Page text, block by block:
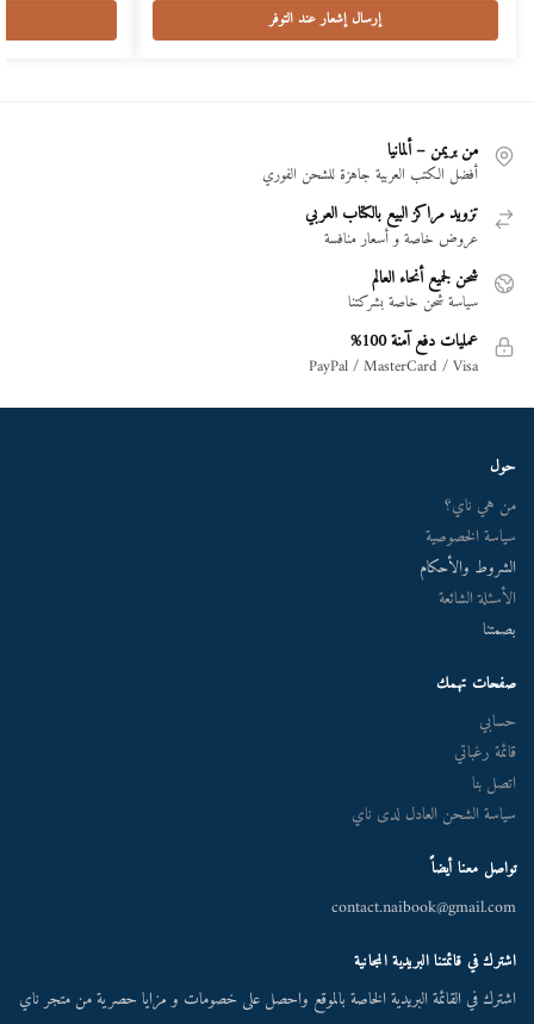
إرسال إشعار عند التوفر
من بريمن – ألمانيا
أفضل الكتب العربية جاهزة للشحن الفوري
تزويد مراكز البيع بالكتاب العربي
عروض خاصة و أسعار منافسة
شحن لجميع أنحاء العالم
سياسة شحن خاصة بشركتنا
عمليات دفع آمنة 100%
PayPal / MasterCard / Visa
حول
من هي ناي؟
سياسة الخصوصية
الشروط والأحكام
الأسئلة الشائعة
بصمتنا
صفحات تهمك
حسابي
قائمة رغباتي
اتصل بنا
سياسة الشحن العادل لدى ناي
تواصل معنا أيضاً
contact.naibook@gmail.com
اشترك في قائمتنا البريدية المجانية
اشترك في القائمة البريدية الخاصة بالموقع واحصل على خصومات و مزايا حصرية من متجر ناي